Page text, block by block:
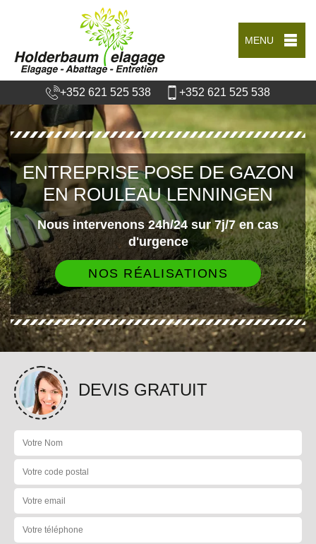
MENU
+352 621 525 538 +352 621 525 538
ENTREPRISE POSE DE GAZON
EN ROULEAU LENNINGEN
Nous intervenons 24h/24 sur 7j/7 en cas
d'urgence
NOS RÉALISATIONS
DEVIS GRATUIT